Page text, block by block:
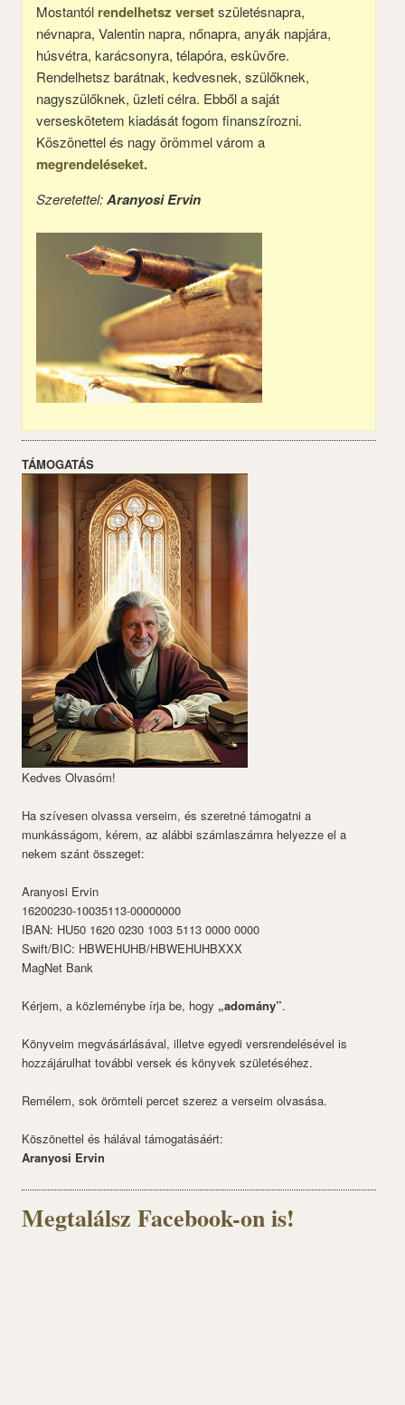
Mostantól rendelhetsz versetszületésnapra,
névnapra, Valentin napra, nőnapra, anyák napjára,
húsvétra, karácsonyra, télapóra, esküvőre.
Rendelhetsz barátnak, kedvesnek, szülőknek,
nagyszülőknek, üzleti célra. Ebből a saját
verseskötetem kiadását fogom finanszírozni.
Köszönettel és nagy örömmel várom a
megrendeléseket.
Szeretettel:Aranyosi Ervin
TÁMOGATÁS
Kedves Olvasóm!
Ha szívesen olvassa verseim, és szeretné támogatni a
munkásságom, kérem, az alábbi számlaszámra helyezze el a
nekem szánt összeget:
Aranyosi Ervin
16200230-10035113-00000000
IBAN: HU50 1620 0230 1003 5113 0000 0000
Swift/BIC: HBWEHUHB/HBWEHUHBXXX
MagNet Bank
Kérjem, a közleménybe írja be, hogy „adomány”.
Könyveim megvásárlásával, illetve egyedi versrendelésével is
hozzájárulhat további versek és könyvek születéséhez.
Remélem, sok örömteli percet szerez a verseim olvasása.
Köszönettel és hálával támogatásáért:
Aranyosi Ervin
Megtalálsz Facebook-on is!